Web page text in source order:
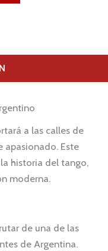
a las calles de
apasionado. Este
historia del tango,
moderna.
de una de las
de Argentina.